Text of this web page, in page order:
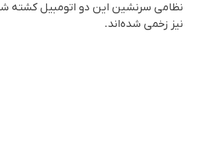
نظامی سرنشین این دو اتومبیل کشته
نیز زخمی شده‌اند.